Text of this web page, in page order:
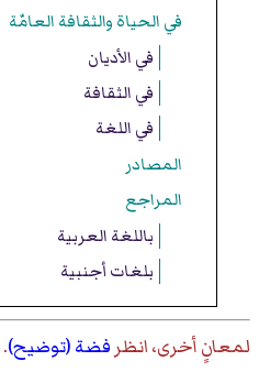
في الحياة والثقافة العامّة
في الأديان
في الثقافة
في اللغة
المصادر
المراجع
باللغة العربية
بلغات أجنبية
لمعانٍ أخرى، انظر فضة (توضيح).